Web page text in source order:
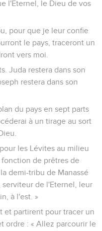
l'Eternel, le Dieu de vos
pour que je leur confie
le pays, traceront un
vers moi.
Juda restera dans son
restera dans son
du pays en sept parts
à un tirage au sort
les Lévites au milieu
fonction de prêtres de
demi-tribu de Manassé
de l'Eternel, leur
à l'est. »
et partirent pour tracer un
ordre : « Allez parcourir le